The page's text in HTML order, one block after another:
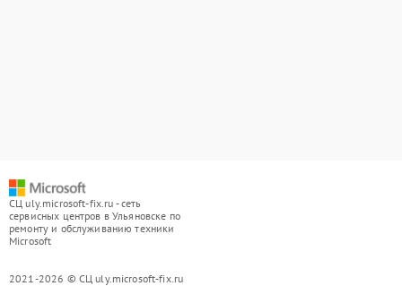
СЦ uly.microsoft-fix.ru - сеть
сервисных центров в Ульяновске по
ремонту и обслуживанию техники
Microsoft
2021-2026 © СЦ uly.microsoft-fix.ru